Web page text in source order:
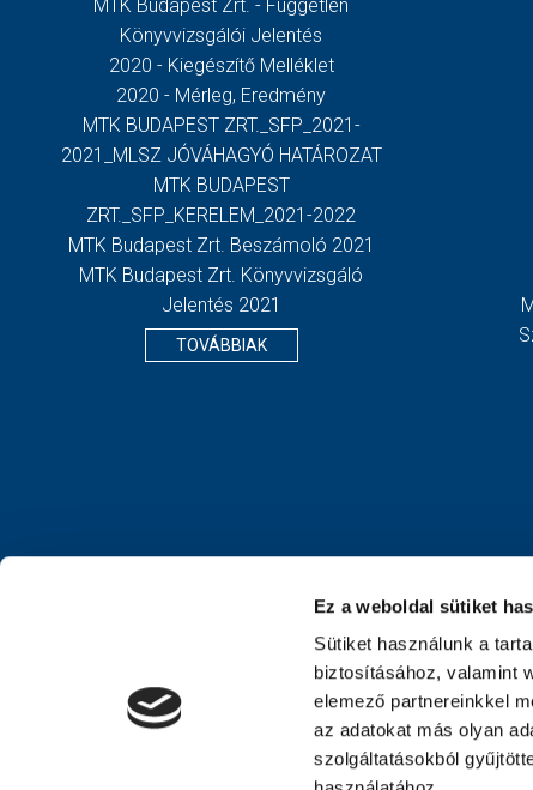
Ez a weboldal sütiket
Sütiket használunk a
biztosításához, valamint
elemező partnereinkkel
az adatokat más olyan
szolgáltatásokból
MTK Budapest Zrt. - Független
Könyvvizsgálói Jelentés
2020 - Kiegészítő Melléklet
2020 - Mérleg, Eredmény
MTK BUDAPEST ZRT._SFP_2021-
2021_MLSZ JÓVÁHAGYÓ HATÁROZAT
MTK BUDAPEST
ZRT._SFP_KERELEM_2021-2022
MTK Budapest Zrt. Beszámoló 2021
MTK Budapest Zrt. Könyvvizsgáló
Jelentés 2021
TOVÁBBIAK